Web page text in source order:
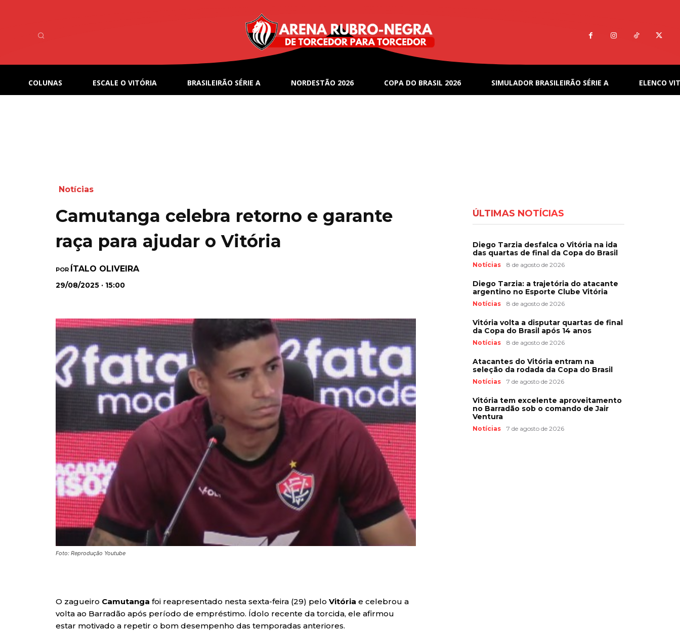
COLUNAS ESCALE O VITÓRIA BRASILEIRÃO SÉRIE A NORDESTÃO 2026 COPA DO BRASIL 2026 SIMULADOR BRASILEIRÃO SÉRIE A ELENCO
Notícias
Camutanga celebra retorno e garante
raça para ajudar o Vitória
POR ÍTALO OLIVEIRA
29/08/2025 · 15:00
Foto: Reprodução Youtube
O zagueiro Camutanga foi reapresentado nesta sexta-feira (29) pelo Vitória e celebrou a
volta ao Barradão após período de empréstimo. Ídolo recente da torcida, ele afirmou
estar motivado a repetir o bom desempenho das temporadas anteriores.
ÚLTIMAS NOTÍCIAS
Diego Tarzia desfalca o Vitória na ida
das quartas de final da Copa do Brasil
Notícias 8 de agosto de 2026
Diego Tarzia: a trajetória do atacante
argentino no Esporte Clube Vitória
Notícias 8 de agosto de 2026
Vitória volta a disputar quartas de final
da Copa do Brasil após 14 anos
Notícias 8 de agosto de 2026
Atacantes do Vitória entram na
seleção da rodada da Copa do Brasil
Notícias 7 de agosto de 2026
Vitória tem excelente aproveitamento
no Barradão sob o comando de Jair
Ventura
Notícias 7 de agosto de 2026